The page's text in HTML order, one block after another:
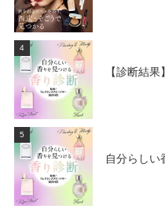
4
【診断結
5
自分らしい